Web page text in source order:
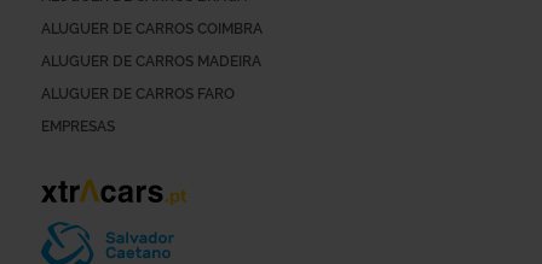
ALUGUER DE CARROS COIMBRA
ALUGUER DE CARROS MADEIRA
ALUGUER DE CARROS FARO
EMPRESAS